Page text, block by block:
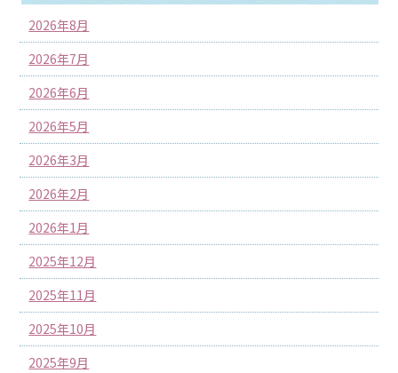
2026年8月
2026年7月
2026年6月
2026年5月
2026年3月
2026年2月
2026年1月
2025年12月
2025年11月
2025年10月
2025年9月